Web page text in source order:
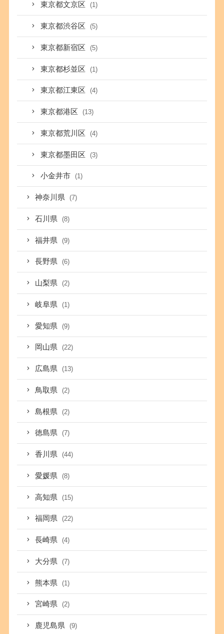
東京都文京区 (1)
東京都渋谷区 (5)
東京都新宿区 (5)
東京都杉並区 (1)
東京都江東区 (4)
東京都港区 (13)
東京都荒川区 (4)
東京都墨田区 (3)
小金井市 (1)
神奈川県 (7)
石川県 (8)
福井県 (9)
長野県 (6)
山梨県 (2)
岐阜県 (1)
愛知県 (9)
岡山県 (22)
広島県 (13)
鳥取県 (2)
島根県 (2)
徳島県 (7)
香川県 (44)
愛媛県 (8)
高知県 (15)
福岡県 (22)
長崎県 (4)
大分県 (7)
熊本県 (1)
宮崎県 (2)
鹿児島県 (9)